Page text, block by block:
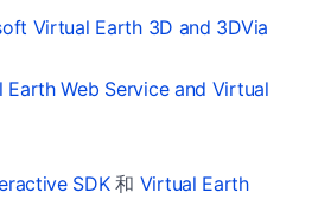
Virtual Earth 3D and 3DVia
Web Service and Virtual
SDK和 Virtual Earth